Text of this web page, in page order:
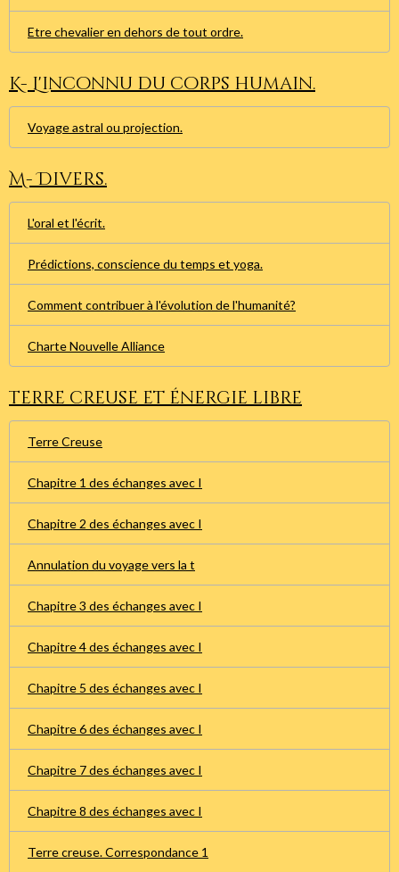
Etre chevalier en dehors de tout ordre.
K- L'inconnu du corps humain.
Voyage astral ou projection.
M- Divers.
L'oral et l'écrit.
Prédictions, conscience du temps et yoga.
Comment contribuer à l'évolution de l'humanité?
Charte Nouvelle Alliance
Terre creuse et énergie libre
Terre Creuse
Chapitre 1 des échanges avec I
Chapitre 2 des échanges avec I
Annulation du voyage vers la t
Chapitre 3 des échanges avec I
Chapitre 4 des échanges avec I
Chapitre 5 des échanges avec I
Chapitre 6 des échanges avec I
Chapitre 7 des échanges avec I
Chapitre 8 des échanges avec I
Terre creuse. Correspondance 1